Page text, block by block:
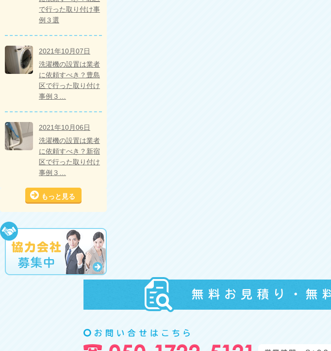
で行った取り付け事
例３選
2021年10月07日
洗濯機の設置は業者
に依頼すべき？豊島
区で行った取り付け
事例３…
2021年10月06日
洗濯機の設置は業者
に依頼すべき？新宿
区で行った取り付け
事例３…
もっと見る